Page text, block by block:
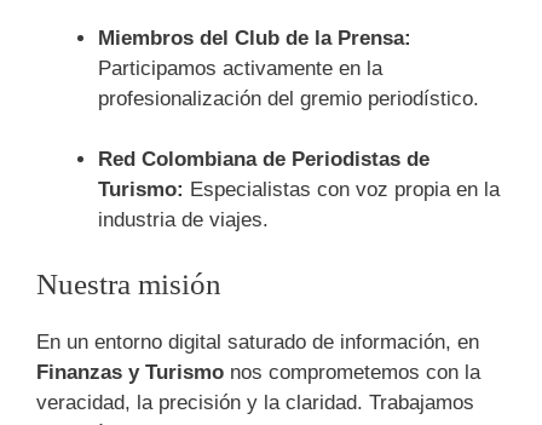
Miembros del Club de la Prensa:
Participamos activamente en la
profesionalización del gremio periodístico.
Red Colombiana de Periodistas de
Turismo: Especialistas con voz propia en la
industria de viajes.
Nuestra misión
En un entorno digital saturado de información, en
Finanzas y Turismo nos comprometemos con la
veracidad, la precisión y la claridad. Trabajamos